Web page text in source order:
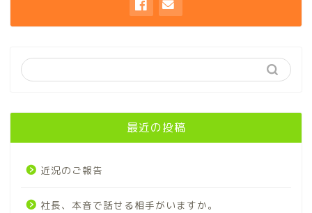
最近の投稿
近況のご報告
社長、本音で話せる相手がいますか。